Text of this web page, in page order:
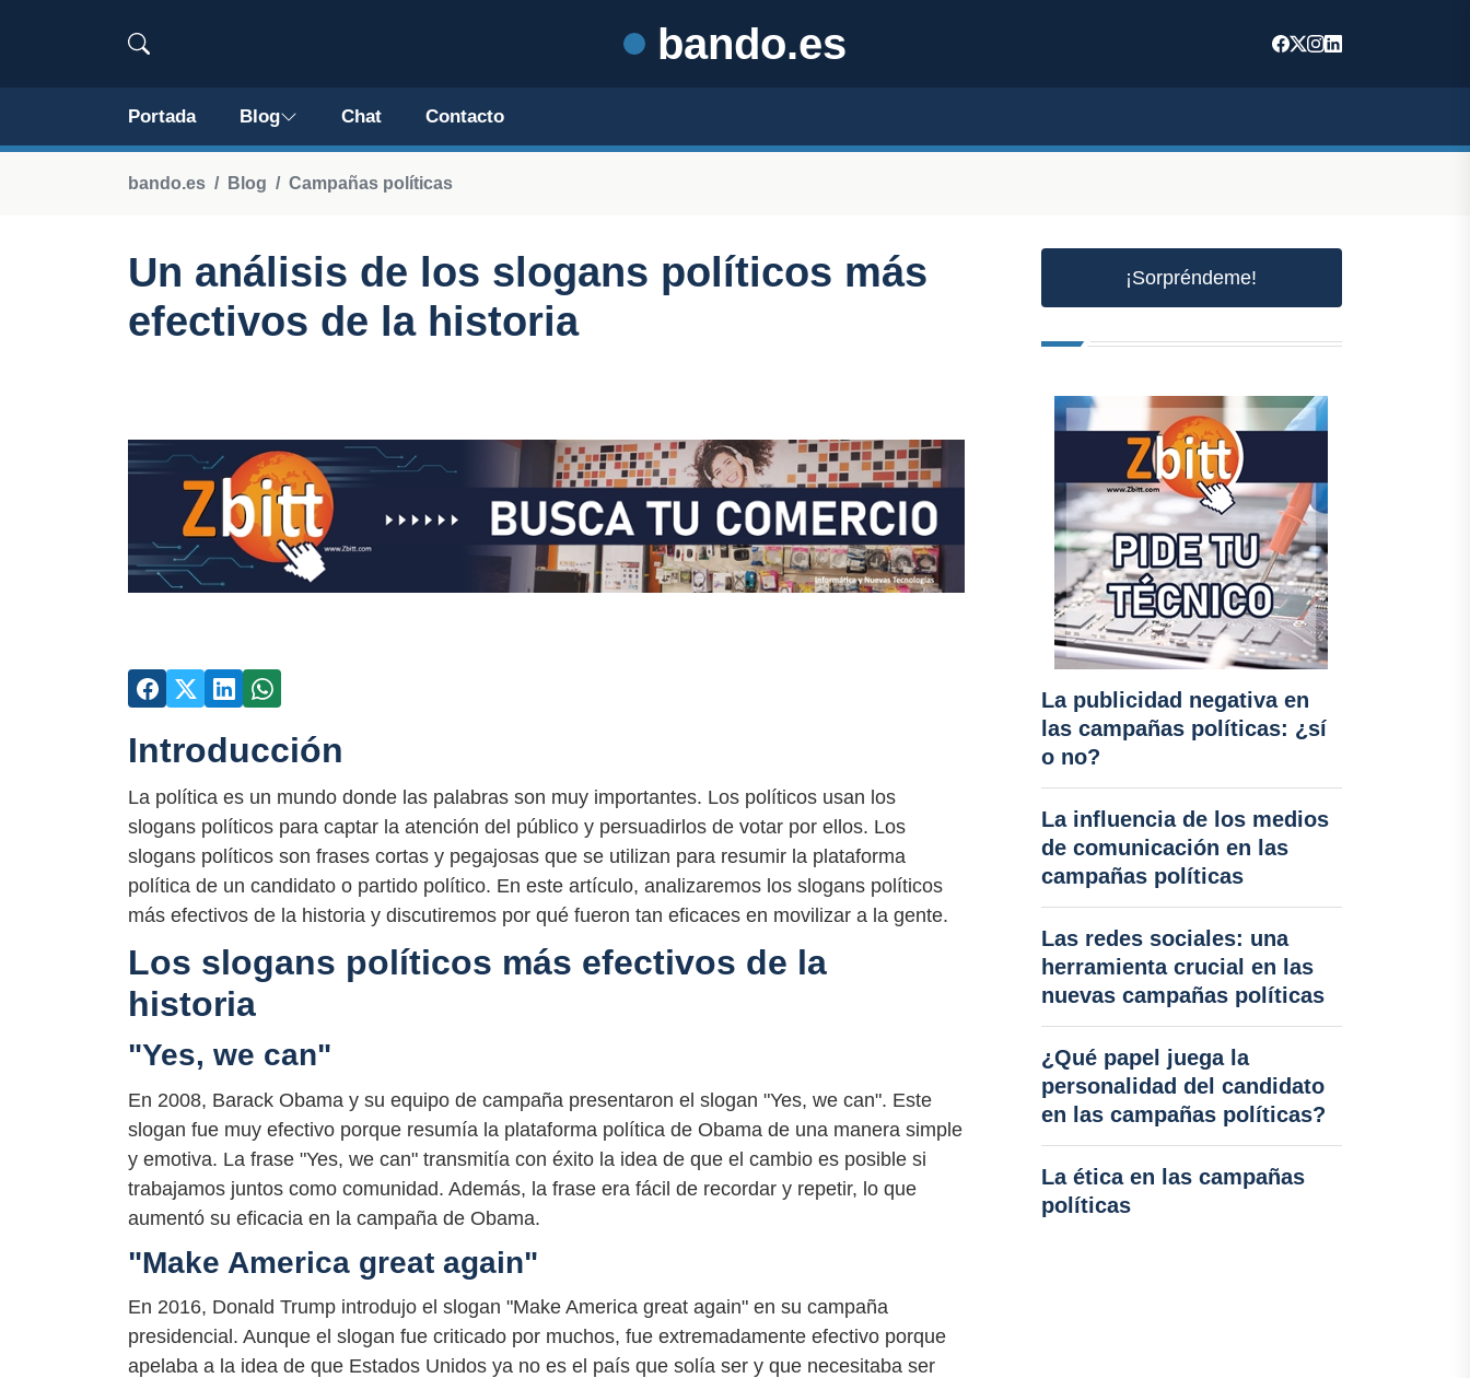
bando.es
Portada Blog Chat Contacto
bando.es Blog Campañas políticas
Un análisis de los slogans políticos más
efectivos de la historia
Introducción
La política es un mundo donde las palabras son muy importantes. Los políticos usan los
slogans políticos para captar la atención del público y persuadirlos de votar por ellos. Los
slogans políticos son frases cortas y pegajosas que se utilizan para resumir la plataforma
política de un candidato o partido político. En este artículo, analizaremos los slogans políticos
más efectivos de la historia y discutiremos por qué fueron tan eficaces en movilizar a la gente.
Los slogans políticos más efectivos de la
historia
"Yes, we can"
En 2008, Barack Obama y su equipo de campaña presentaron el slogan "Yes, we can". Este
slogan fue muy efectivo porque resumía la plataforma política de Obama de una manera simple
y emotiva. La frase "Yes, we can" transmitía con éxito la idea de que el cambio es posible si
trabajamos juntos como comunidad. Además, la frase era fácil de recordar y repetir, lo que
aumentó su eficacia en la campaña de Obama.
"Make America great again"
En 2016, Donald Trump introdujo el slogan "Make America great again" en su campaña
presidencial. Aunque el slogan fue criticado por muchos, fue extremadamente efectivo porque
apelaba a la idea de que Estados Unidos ya no es el país que solía ser y que necesitaba ser
¡Sorpréndeme!
La publicidad negativa en
las campañas políticas: ¿sí
o no?
La influencia de los medios
de comunicación en las
campañas políticas
Las redes sociales: una
herramienta crucial en las
nuevas campañas políticas
¿Qué papel juega la
personalidad del candidato
en las campañas políticas?
La ética en las campañas
políticas